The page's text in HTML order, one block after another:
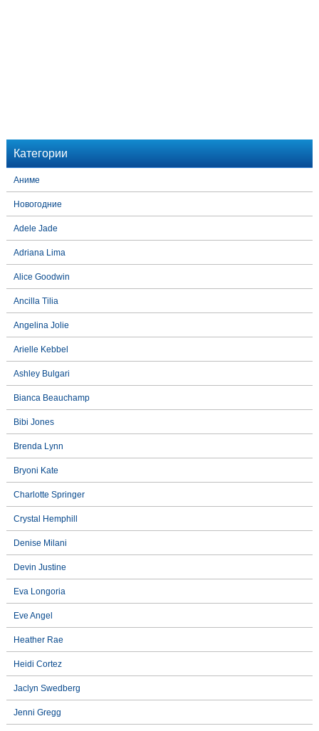
Категории
Аниме
Новогодние
Adele Jade
Adriana Lima
Alice Goodwin
Ancilla Tilia
Angelina Jolie
Arielle Kebbel
Ashley Bulgari
Bianca Beauchamp
Bibi Jones
Brenda Lynn
Bryoni Kate
Charlotte Springer
Crystal Hemphill
Denise Milani
Devin Justine
Eva Longoria
Eve Angel
Heather Rae
Heidi Cortez
Jaclyn Swedberg
Jenni Gregg